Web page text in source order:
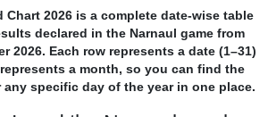
Chart 2026 is a complete date-wise table
declared in the Narnaul game from
2026. Each row represents a date (1–31)
a month, so you can find the
specific day of the year in one place.